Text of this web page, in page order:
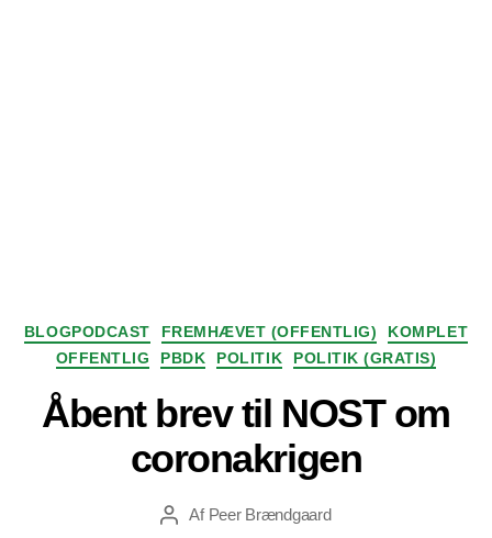
Kategorier
BLOGPODCAST FREMHÆVET (OFFENTLIG)
KOMPLET
OFFENTLIG
PBDK POLITIK POLITIK (GRATIS)
Åbent brev til NOST om
coronakrigen
Indlægsforfatter
Af Peer Brændgaard